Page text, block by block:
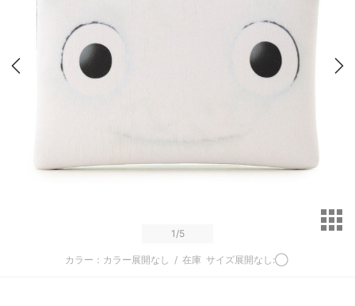
1/5
カラー：カラー展開なし / 在庫 サイズ展開なし:◯